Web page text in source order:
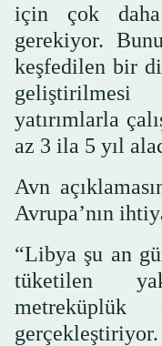
için çok
gerekiyor.
keşfedilen bir
yatırımlarla
az 3 ila 5 yıl
Avn
Avrupa’nın
“Libya şu an
tüketilen